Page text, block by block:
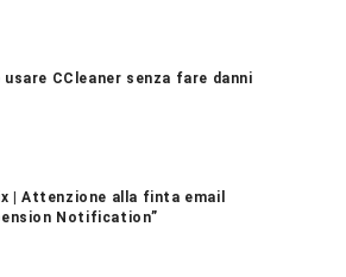
usare CCleaner senza fare danni
| Attenzione alla finta email
Notification”